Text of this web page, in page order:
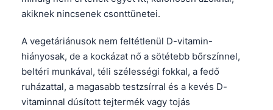
akiknek nincsenek csonttünetei.
A vegetáriánusok nem feltétlenül D-vitamin-
hiányosak, de a kockázat nő a sötétebb bőrszínnel,
beltéri munkával, téli szélességi fokkal, a fedő
ruházattal, a magasabb testzsírral és a kevés D-
vitaminnal dúsított tejtermék vagy tojás
ئۇيغۇرچە
Кыргызча
Татар теле
Беларуская мова
Esperanto